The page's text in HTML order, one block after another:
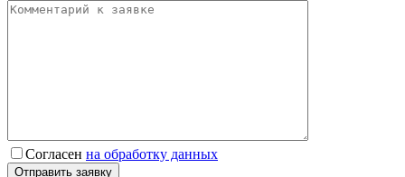
Согласен на обработку данных